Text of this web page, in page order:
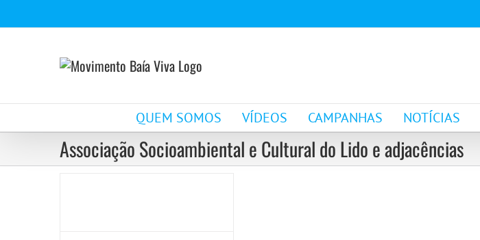
para
QUEM SOMOS VÍDEOS CAMPANHAS NOTÍCIAS
Associação Socioambiental e Cultural do Lido e adjacências
Manter a floresta em
pé é garantir água
para toda a